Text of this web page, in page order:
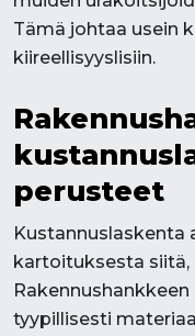
Tämä johtaa usein
kiireellisyyslisiin.
perusteet
Kustannuslaskenta
kartoituksesta
tyypillisesti